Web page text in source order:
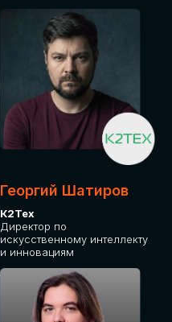
Георгий Шатиров
К2Тех
Директор по
искусственному интеллекту
и инновациям